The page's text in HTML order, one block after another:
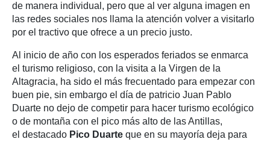
de manera individual, pero que al ver alguna imagen en
las redes sociales nos llama la atención volver a visitarlo
por el tractivo que ofrece a un precio justo.
Al inicio de año con los esperados feriados se enmarca
el turismo religioso, con la visita a la Virgen de la
Altagracia, ha sido el más frecuentado para empezar con
buen pie, sin embargo el día de patricio Juan Pablo
Duarte no dejo de competir para hacer turismo ecológico
o de montaña con el pico más alto de las Antillas,
el destacado Pico Duarte que en su mayoría deja para